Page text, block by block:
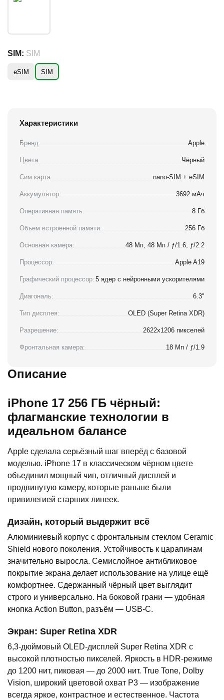
SIM: SIM
eSIM SIM
Характеристики
Бренд: Apple
Цвета: Чёрный
Сим карта: nano-SIM + eSIM
Аккумулятор: 3692 мАч
Оперативная память: 8 Гб
Объем встроенной памяти: 256 Гб
Основная камера: 48 Мп, 48 Мп / ƒ/1.6, ƒ/2.2
Процессор: Apple A19
Графический процессор: 5 ядер с нейронными ускорителями
Диагональ: 6.3"
Тип дисплея: OLED (Super Retina XDR)
Разрешение: 2622x1206 пикселей
Фронтальная камера: 18 Мп / ƒ/1.9
Описание
iPhone 17 256 ГБ чёрный:
флагманские технологии в
идеальном балансе
Apple сделала серьёзный шаг вперёд с базовой
моделью. iPhone 17 в классическом чёрном цвете
объединил мощный чип, отличный дисплей и
продвинутую камеру, которые раньше были
привилегией старших линеек.
Дизайн, который выдержит всё
Алюминиевый корпус с фронтальным стеклом Ceramic
Shield нового поколения. Устойчивость к царапинам
значительно выросла. Семислойное антибликовое
покрытие экрана делает использование на улице ещё
комфортнее. Сдержанный чёрный цвет выглядит
строго и универсально. На боковой грани — удобная
кнопка Action Button, разъём — USB-C.
Экран: Super Retina XDR
6,3-дюймовый OLED-дисплей Super Retina XDR с
высокой плотностью пикселей. Яркость в HDR-режиме
до 1200 нит, пиковая — до 2000 нит. True Tone, Dolby
Vision, широкий цветовой охват P3 — изображение
всегда яркое, контрастное и естественное. Частота